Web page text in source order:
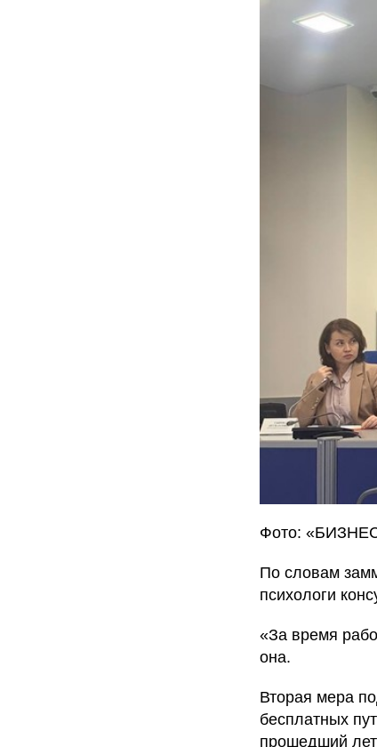
Фото:
По словам
психологи
«За время
она.
Вторая мера
бесплатных
прошедший